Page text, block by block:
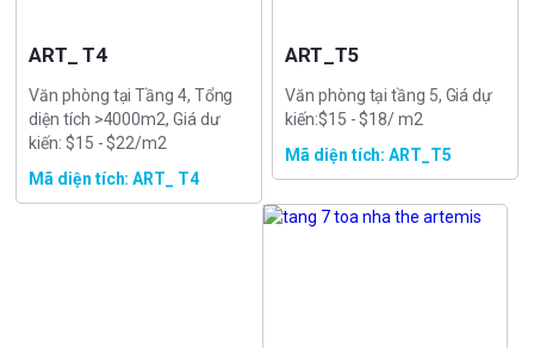
ART_ T4
Văn phòng tại Tầng 4, Tổng
diện tích >4000m2, Giá dư
kiến: $15 - $22/m2
Mã diện tích: ART_ T4
ART_T5
Văn phòng tại tầng 5, Giá dự
kiến:$15 - $18/ m2
Mã diện tích: ART_T5